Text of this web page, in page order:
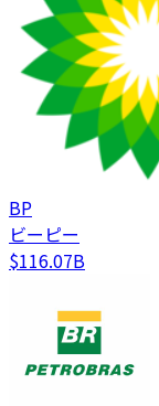
BP
ビーピー
$116.07B